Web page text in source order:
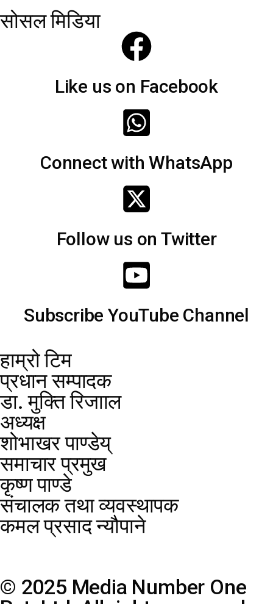
सोसल मिडिया
Like us on Facebook
Connect with WhatsApp
Follow us on Twitter
Subscribe YouTube Channel
हाम्रो टिम
प्रधान सम्पादक
डा. मुक्ति रिजााल
अध्यक्ष
शोभाखर पाण्डेय्
समाचार प्रमुख
कृष्ण पाण्डे
संचालक तथा व्यवस्थापक
कमल प्रसाद न्यौपाने
© 2025 Media Number One